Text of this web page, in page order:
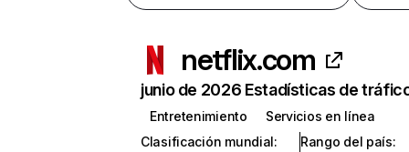
netflix.com
junio de 2026 Estadísticas de
Entretenimiento
Servicios en línea
Clasificación mundial:
Rango del país: